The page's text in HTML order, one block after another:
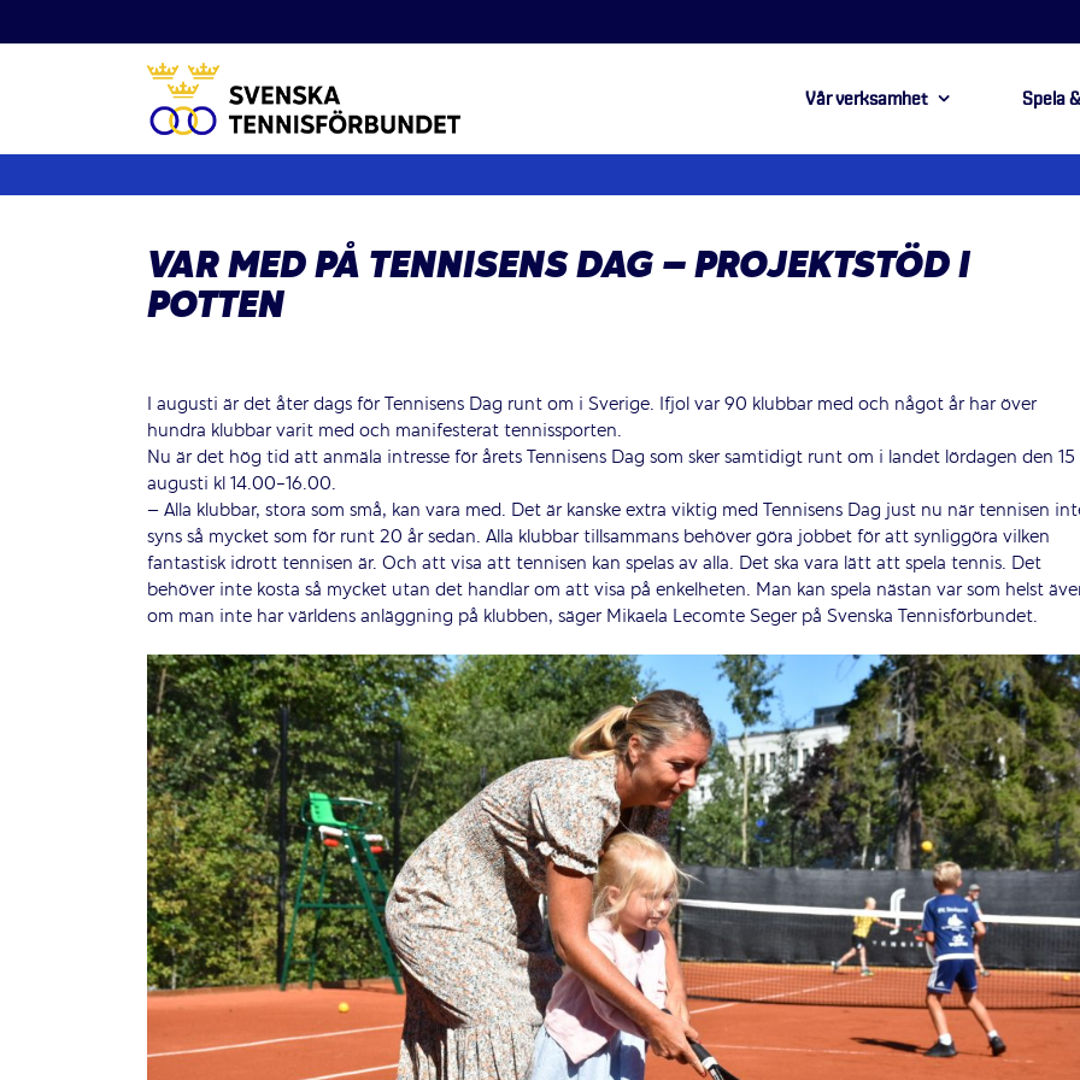
till
Vår verksamhet Spela
VAR MED PÅ TENNISENS DAG – PROJEKTSTÖD I
POTTEN
I augusti är det åter dags för Tennisens Dag runt om i Sverige. Ifjol var 90 klubbar med och något år har över
hundra klubbar varit med och manifesterat tennissporten.
Nu är det hög tid att anmäla intresse för årets Tennisens Dag som sker samtidigt runt om i landet lördagen den 15
augusti kl 14.00-16.00.
– Alla klubbar, stora som små, kan vara med. Det är kanske extra viktig med Tennisens Dag just nu när tennisen
syns så mycket som för runt 20 år sedan. Alla klubbar tillsammans behöver göra jobbet för att synliggöra vilken
fantastisk idrott tennisen är. Och att visa att tennisen kan spelas av alla. Det ska vara lätt att spela tennis. Det
behöver inte kosta så mycket utan det handlar om att visa på enkelheten. Man kan spela nästan var som helst
om man inte har världens anläggning på klubben, säger Mikaela Lecomte Seger på Svenska Tennisförbundet.